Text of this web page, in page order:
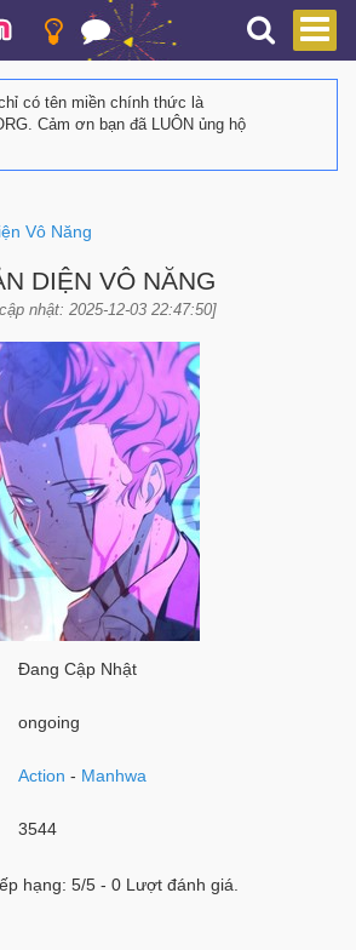
có tên miền chính thức là
Cảm ơn bạn đã LUÔN ủng hộ
Vô Năng
DIỆN VÔ NĂNG
nhật: 2025-12-03 22:47:50]
Đang Cập Nhật
ongoing
Action - Manhwa
3544
hạng: 5/5 - 0 Lượt đánh giá.